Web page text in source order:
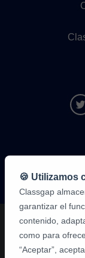
🍪 Utilizamos
Classgap
garantizar el
contenido,
como para
“Aceptar”,